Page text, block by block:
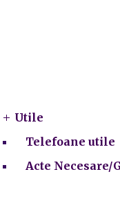
Utile
Telefoane utile
Acte Necesare/